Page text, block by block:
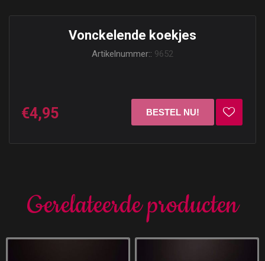
Vonckelende koekjes
Artikelnummer:: 9652
€4,95
Gerelateerde producten